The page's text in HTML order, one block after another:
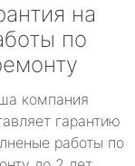
на
по
компания
гарантию
работы по